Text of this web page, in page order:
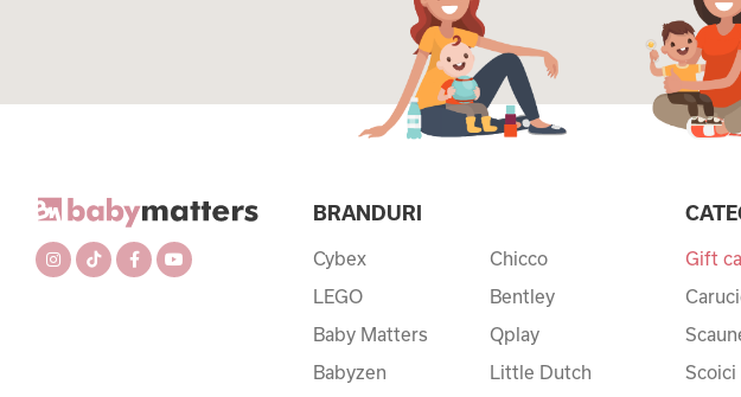
BRANDURI
Cybex
LEGO
Baby Matters
Babyzen
Chicco
Bentley
Qplay
Little Dutch
Gift
Scoici